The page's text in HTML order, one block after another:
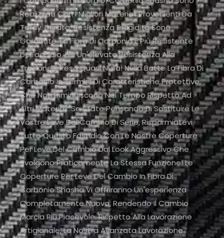
Realizzati Con I Migliori Materiali Provenienti Da
Toray. Durata, Resistenza E Rigidità Sono
Garantite. La Fibra Di Carbonio È Più Resistente
Dell'acciaio, Ha Un'elevata Resistenza Alla
Trazione E Pesa Quasi Nulla! Nulla Batte La Fibra Di
Carbonio In Termini Di Caratteristiche Protettive,
Che Non Diminuiscono Nel Tempo Rispetto Ad
Altri Materiali. Se State Pensando Di Sostituire Le
Vostre Leve Del Cambio Di Serie, Risparmiatevi
Tutto Questo Fastidio Con Le Nostre Coperture
Per Leve Del Cambio Dal Look Aggressivo Che
Svolgono Praticamente La Stessa Funzione! Le
Coperture Per Leve Del Cambio In Fibra Di
Carbonio Shasha Vi Offriranno Un'esperienza
Completamente Nuova, Rendendo Il Cambio
Marcia Più Piacevole. Rispetto Alla Lavorazione
Artigianale, La Nostra Avanzata Lavorazione